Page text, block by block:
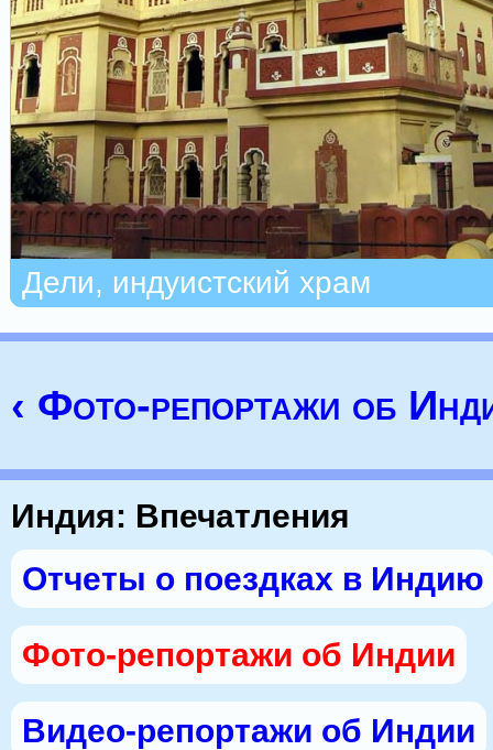
Дели, индуистский храм
‹ Фото-репортажи об
Индия: Впечатления
Отчеты о поездках в Индию
Фото-репортажи об Индии
Видео-репортажи об Индии